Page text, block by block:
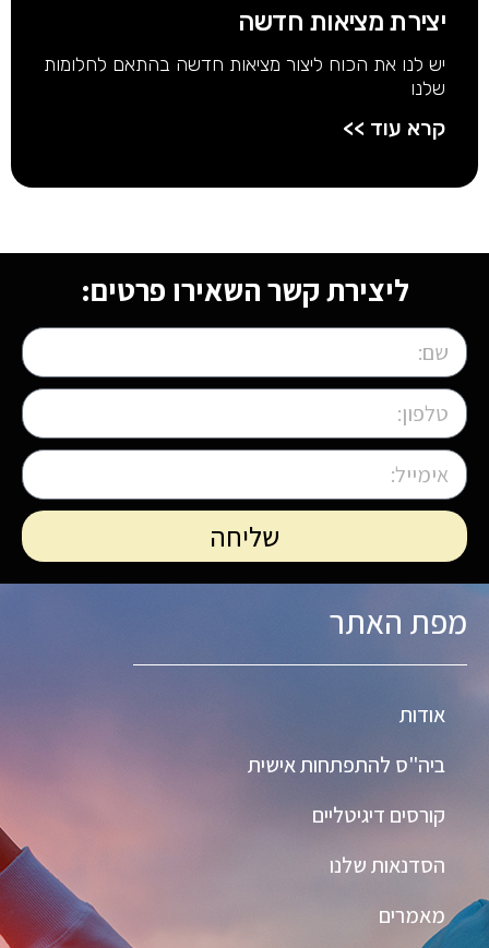
יצירת מציאות חדשה
יש לנו את הכוח ליצור מציאות חדשה בהתאם לחלומות
שלנו
קרא עוד >>
ליצירת קשר השאירו פרטים:
שליחה
מפת האתר
אודות
ביה"ס להתפתחות אישית
קורסים דיגיטליים
הסדנאות שלנו
מאמרים